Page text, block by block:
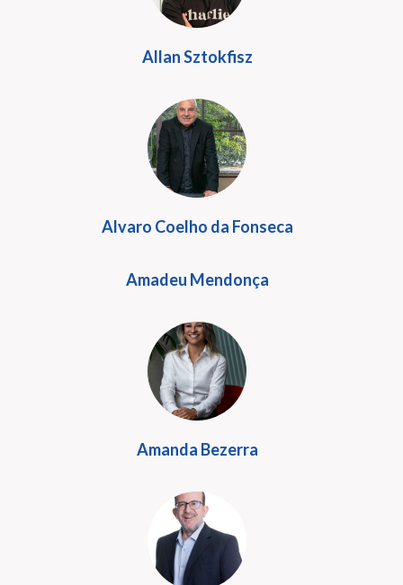
Allan Sztokfisz
Alvaro Coelho da Fonseca
Amadeu Mendonça
Amanda Bezerra